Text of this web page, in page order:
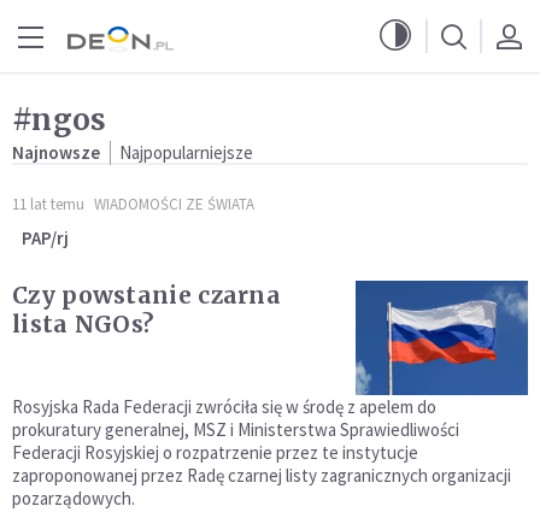
#ngos
Najnowsze Najpopularniejsze
11 lat temu WIADOMOŚCI ZE ŚWIATA
PAP/rj
Czy powstanie czarna
lista NGOs?
Rosyjska Rada Federacji zwróciła się w środę z apelem do
prokuratury generalnej, MSZ i Ministerstwa Sprawiedliwości
Federacji Rosyjskiej o rozpatrzenie przez te instytucje
zaproponowanej przez Radę czarnej listy zagranicznych organizacji
pozarządowych.